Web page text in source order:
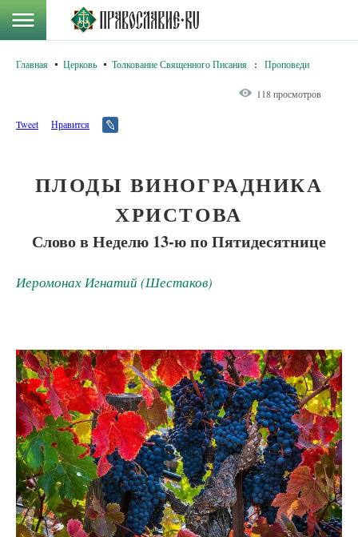
Главная Церковь Толкование Священного Писания : Проповеди
118 просмотров
Tweet Нравится
ПЛОДЫ ВИНОГРАДНИКА
ХРИСТОВА
Слово в Неделю 13-ю по Пятидесятнице
Иеромонах Игнатий (Шестаков)